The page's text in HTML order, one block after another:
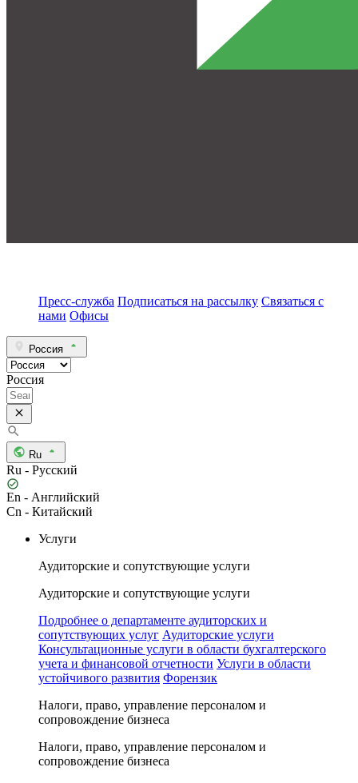
Пресс-служба Подписаться на рассылку Связаться с
нами Офисы
Россия
Россия
Ru
Ru - Русский
En - Английский
Cn - Китайский
Услуги
Аудиторские и сопутствующие услуги
Аудиторские и сопутствующие услуги
Подробнее о департаменте аудиторских и
сопутствующих услуг Аудиторские услуги
Консультационные услуги в области бухгалтерского
учета и финансовой отчетности Услуги в области
устойчивого развития Форензик
Налоги, право, управление персоналом и
сопровождение бизнеса
Налоги, право, управление персоналом и
сопровождение бизнеса